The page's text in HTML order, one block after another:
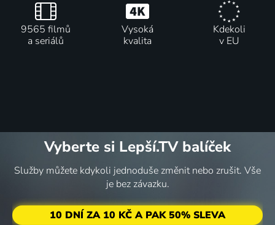
9565 filmů
a seriálů
Vysoká
kvalita
Kdekoli
v EU
Vyberte si Lepší.TV balíček
Služby můžete kdykoli jednoduše změnit nebo zrušit. Vše
je bez závazku.
10 DNÍ ZA 10 KČ A PAK 50% SLEVA